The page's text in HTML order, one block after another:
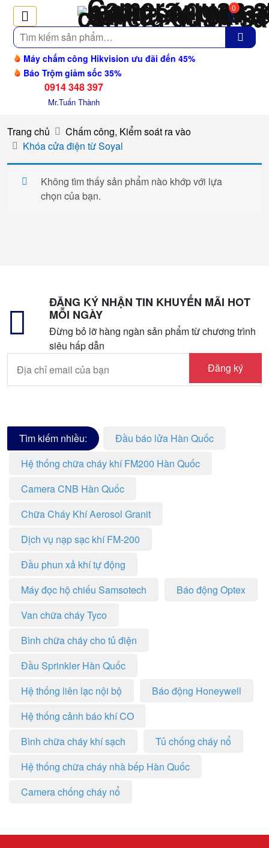
Tìm
kiếm
Máy chấm công Hikvision ưu đãi đến 45%
Báo Trộm giảm sốc 35%
0
0914 348 397
Mr.Tuấn Thành
Trang chủ
Chấm công, Kiểm soát ra vào
Khóa cửa điện từ Soyal
Không tìm thấy sản phẩm nào khớp với lựa
chọn của bạn.
ĐĂNG KÝ NHẬN TIN KHUYẾN MÃI HOT
MỖI NGÀY
Đừng bỏ lỡ hàng ngàn sản phẩm từ chương trình
siêu hấp dẫn
Đăng ký
Tìm kiếm nhiều:
Đầu báo lửa Hàn Quốc
Hệ thống chữa cháy khí FM200 Hàn Quốc
Camera CNB Hàn Quốc
Chữa Cháy Khí Aerosol Granit
Dịch vụ nạp sạc khí FM-200
Đầu phun xả khí tự động
Máy đọc hộ chiếu Samsotech
Báo động Optex
Van chữa cháy Tyco
Bình chữa cháy cho tủ điện
Đầu Sprinkler Hàn Quốc
Hệ thống liên lạc nội bộ
Báo động Honeywell
Hệ thống cảnh báo khí CO
Bình chữa cháy khí sạch
Tủ chống cháy nổ
Hệ thống chữa cháy nhà bếp Hàn Quốc
Camera chống cháy nổ